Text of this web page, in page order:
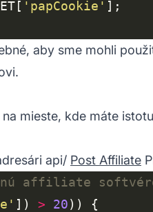
'papCookie'
aby sme mohli
na mieste, kde máte
api/ Post Affiliate
]) > 20